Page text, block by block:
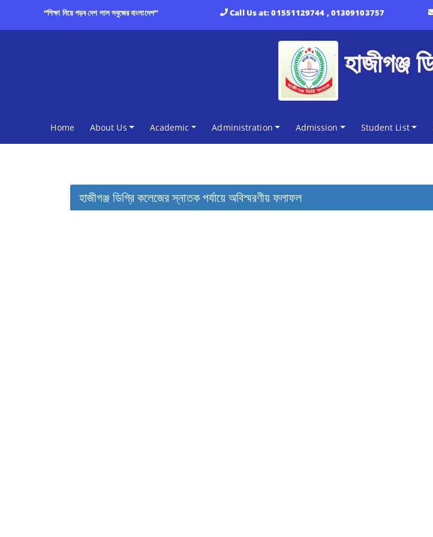
“শিক্ষা নিয়ে গড়ব দেশ লাল সবুজের বাংলাদেশ” Call Us at:01551129744 , 01309103757
হাজীগঞ্জ
Home(current)
About Us Academic Administration Admission Student List
হাজীগঞ্জ ডিগ্রি কলেজের স্নাতক পর্যায়ে অবিস্মরণীয় ফলাফল